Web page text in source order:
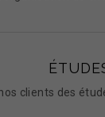
clients des